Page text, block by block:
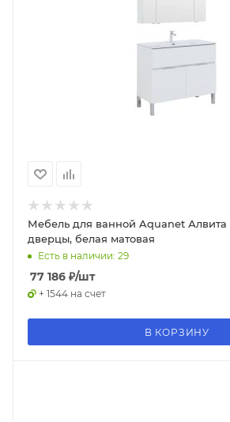
Мебель для ванной Aquanet Алвита
дверцы, белая матовая
Есть в наличии: 29
77 186 ₽/шт
+ 1544 на счет
В КОРЗИНУ